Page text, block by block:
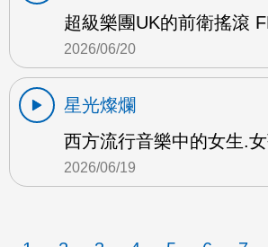
超級樂團UK的前衛搖滾
2026/06/20
星光燦爛
西方流行音樂中的女生.
2026/06/19